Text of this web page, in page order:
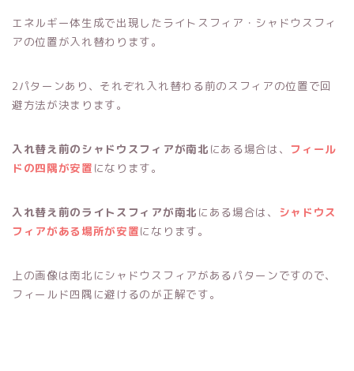
エネルギー体生成で出現したライトスフィア・シャドウスフィ
アの位置が入れ替わります。
2パターンあり、それぞれ入れ替わる前のスフィアの位置で回
避方法が決まります。
入れ替え前のシャドウスフィアが南北 にある場合は、 フィール
ドの四隅が安置 になります。
入れ替え前のライトスフィアが南北 にある場合は、 シャドウス
フィアがある場所が安置になります。
上の画像は南北にシャドウスフィアがあるパターンですので、
フィールド四隅に避けるのが正解です。